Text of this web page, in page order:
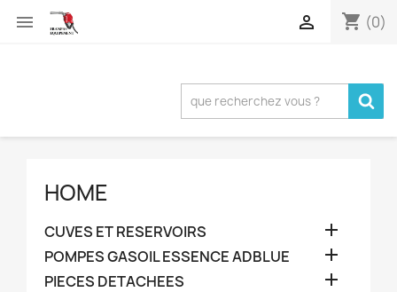
 shopping_cart (0)

HOME
CUVES ET RESERVOIRS 
POMPES GASOIL ESSENCE ADBLUE 
PIECES DETACHEES 